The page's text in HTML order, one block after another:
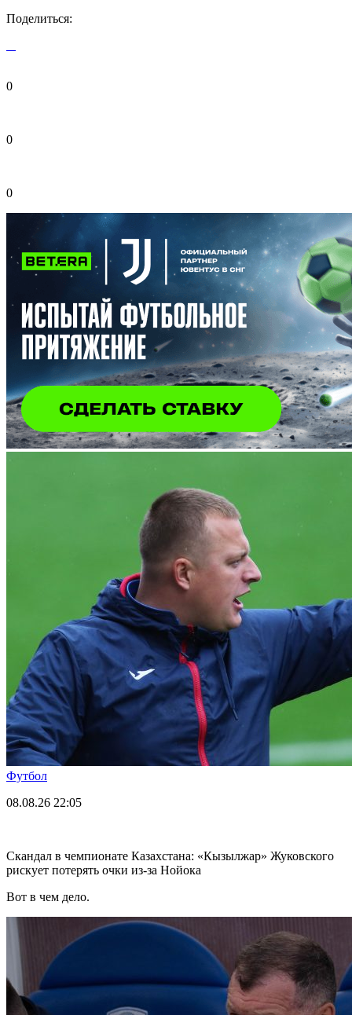
Поделиться:
0
0
0
Футбол
08.08.26 22:05
Скандал в чемпионате Казахстана: «Кызылжар» Жуковского
рискует потерять очки из-за Нойока
Вот в чем дело.